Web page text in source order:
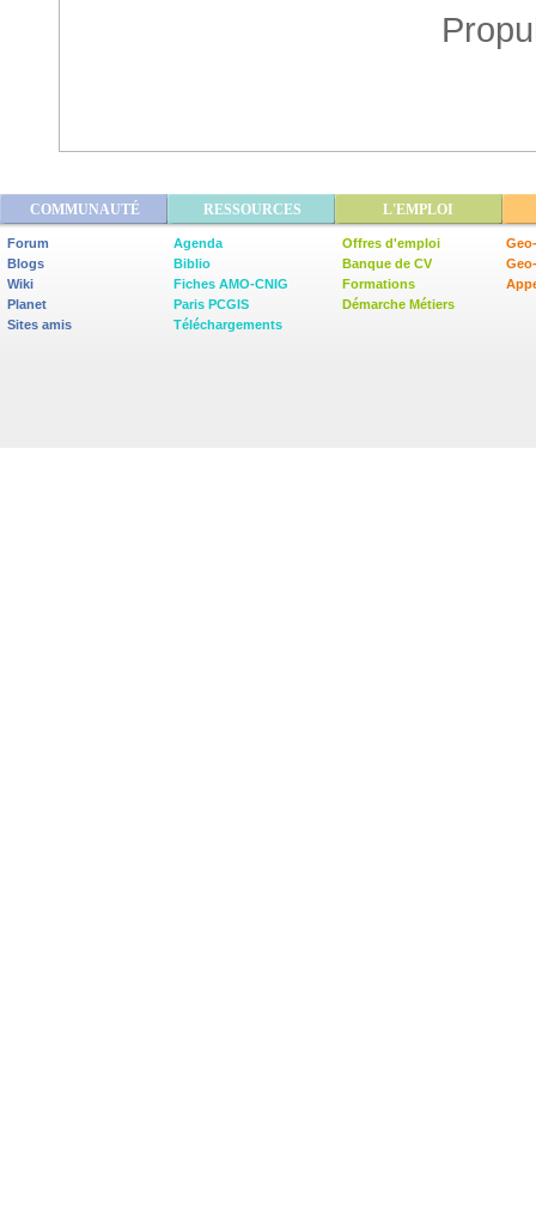
COMMUNAUTÉ RESSOURCES L'EMPLOI
Forum
Blogs
Wiki
Planet
Sites amis
Agenda
Biblio
Fiches AMO-CNIG
Paris PCGIS
Téléchargements
Offres d'emploi
Banque de CV
Formations
Démarche Métiers